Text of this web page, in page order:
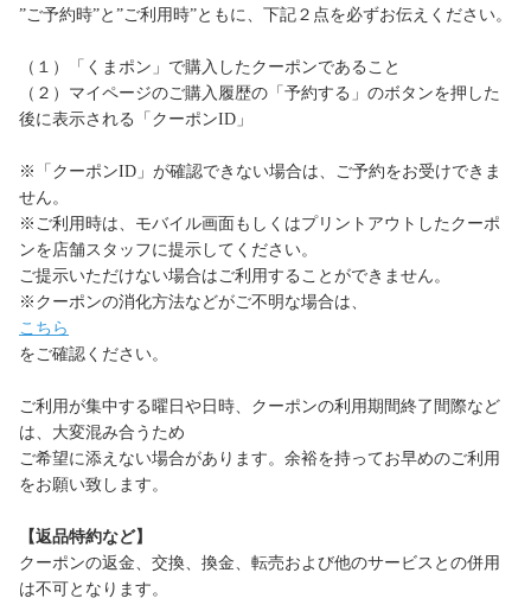
”ご予約時”と”ご利用時”ともに、下記２点を必ずお伝えください。
（１）「くまポン」で購入したクーポンであること
（２）マイページのご購入履歴の「予約する」のボタンを押した
後に表示される「クーポンID」
※「クーポンID」が確認できない場合は、ご予約をお受けできま
せん。
※ご利用時は、モバイル画面もしくはプリントアウトしたクーポ
ンを店舗スタッフに提示してください。
ご提示いただけない場合はご利用することができません。
※クーポンの消化方法などがご不明な場合は、
こちら
をご確認ください。
ご利用が集中する曜日や日時、クーポンの利用期間終了間際など
は、大変混み合うため
ご希望に添えない場合があります。余裕を持ってお早めのご利用
をお願い致します。
【返品特約など】
クーポンの返金、交換、換金、転売および他のサービスとの併用
は不可となります。